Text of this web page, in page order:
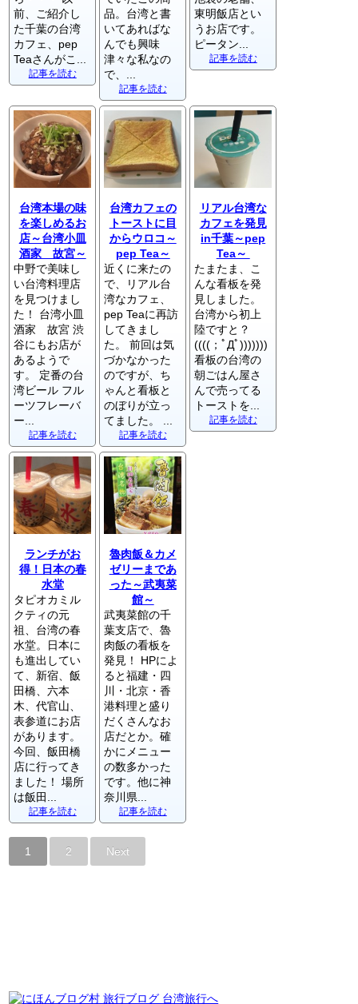
前、ご紹介し
た千葉の台湾
カフェ、pep
Teaさんがこ...
記事を読む
品。台湾と書
いてあればな
んでも興味
津々な私なの
で、...
記事を読む
東明飯店とい
うお店です。
ピータン...
記事を読む
台湾本場の味
を楽しめるお
店～台湾小皿
酒家 故宮～
中野で美味し
い台湾料理店
を見つけまし
た！ 台湾小皿
酒家 故宮 渋
谷にもお店が
あるようで
す。 定番の台
湾ビール フル
ーツフレーバ
ー...
記事を読む
台湾カフェの
トーストに目
からウロコ～
pep Tea～
近くに来たの
で、リアル台
湾なカフェ、
pep Teaに再訪
してきまし
た。 前回は気
づかなかった
のですが、ち
ゃんと看板と
のぼりが立っ
てました。 ...
記事を読む
リアル台湾な
カフェを発見
in千葉～pep
Tea～
たまたま、こ
んな看板を発
見しました。
台湾から初上
陸ですと？
((((；ﾟДﾟ)))))))
看板の台湾の
朝ごはん屋さ
んで売ってる
トーストを...
記事を読む
ランチがお
得！日本の春
水堂
タピオカミル
クティの元
祖、台湾の春
水堂。日本に
も進出してい
て、新宿、飯
田橋、六本
木、代官山、
表参道にお店
があります。
今回、飯田橋
店に行ってき
ました！ 場所
は飯田...
記事を読む
魯肉飯＆カメ
ゼリーまであ
った～武夷菜
館～
武夷菜館の千
葉支店で、魯
肉飯の看板を
発見！ HPによ
ると福建・四
川・北京・香
港料理と盛り
だくさんなお
店だとか。確
かにメニュー
の数多かった
です。他に神
奈川県...
記事を読む
1 2 Next